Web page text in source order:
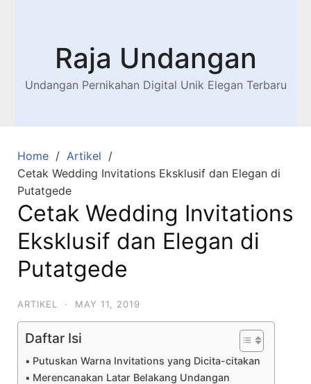
Raja Undangan
Undangan Pernikahan Digital Unik Elegan Terbaru
Home
Artikel
Cetak Wedding Invitations Eksklusif dan Elegan di
Putatgede
Cetak Wedding Invitations
Eksklusif dan Elegan di
Putatgede
ARTIKEL · MAY 11, 2019
Daftar Isi
Putuskan Warna Invitations yang Dicita-citakan
Merencanakan Latar Belakang Undangan